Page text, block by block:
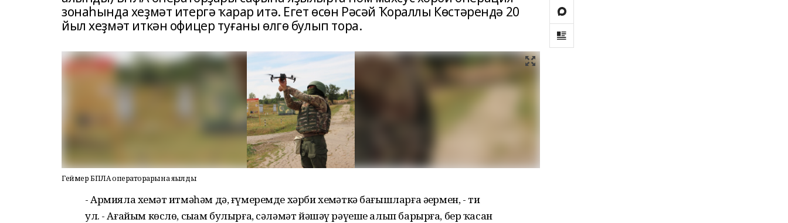
зонаһында хеҙмәт итергә ҡарар итә. Егет өсөн Рәсәй Ҡораллы Көстәрендә 20
йыл хеҙмәт иткән офицер туғаны өлгө булып тора.
Геймер БПЛА операторҙарына яҙылды
- Армияла хеҙмәт итмәһәм дә, ғүмеремде хәрби хеҙмәткә бағышларға әҙермен, - ти
ул. - Ағайым көслө, сыҙам булырға, сәләмәт йәшәү рәүеше алып барырға, бер ҡасан